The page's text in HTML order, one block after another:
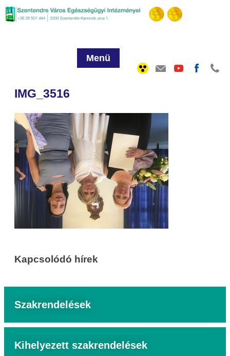
Menü
IMG_3516
Kapcsolódó hírek
Szakrendelések
Kihelyezett szakrendelések